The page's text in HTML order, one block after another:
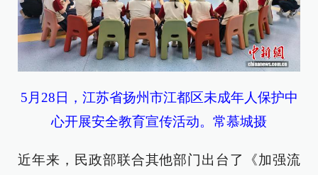
5月28日，江苏省扬州市江都区未成年人保护中
心开展安全教育宣传活动。常慕城摄
近年来，民政部联合其他部门出台了《加强流